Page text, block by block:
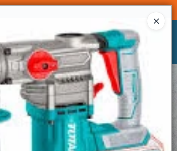
Ingresar a la Tienda
CÓMO COMPRAR CONTACTO